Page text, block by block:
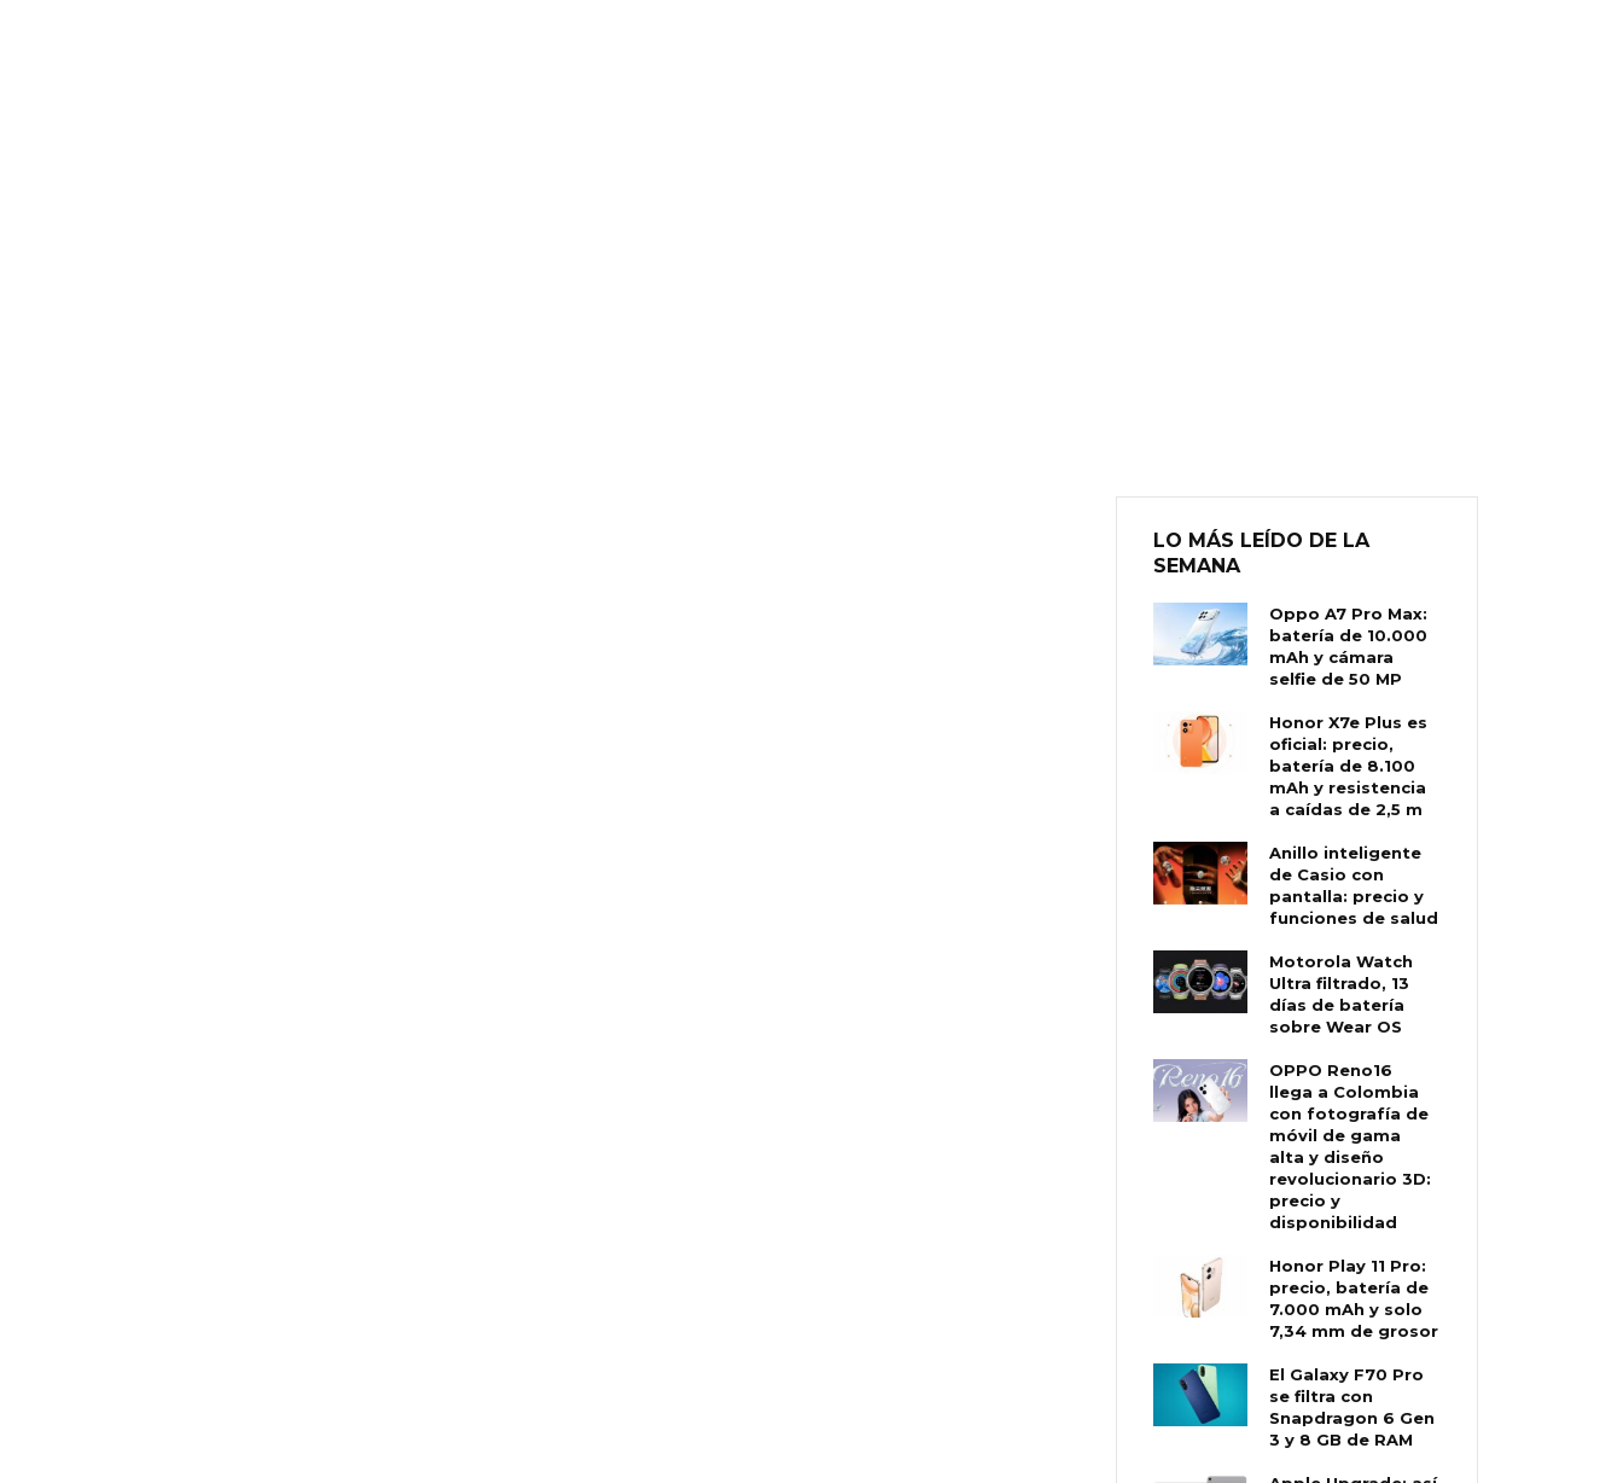
LO MÁS LEÍDO DE LA
SEMANA
Oppo A7 Pro Max:
batería de 10.000
mAh y cámara
selfie de 50 MP
Honor X7e Plus es
oficial: precio,
batería de 8.100
mAh y resistencia
a caídas de 2,5 m
Anillo inteligente
de Casio con
pantalla: precio y
funciones de salud
Motorola Watch
Ultra filtrado, 13
días de batería
sobre Wear OS
OPPO Reno16
llega a Colombia
con fotografía de
móvil de gama
alta y diseño
revolucionario 3D:
precio y
disponibilidad
Honor Play 11 Pro:
precio, batería de
7.000 mAh y solo
7,34 mm de grosor
El Galaxy F70 Pro
se filtra con
Snapdragon 6 Gen
3 y 8 GB de RAM